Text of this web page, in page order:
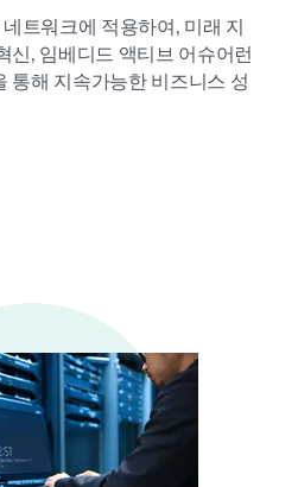
트워크에 적용하여, 미래 지
신, 임베디드 액티브 어슈어런
통해 지속가능한 비즈니스 성